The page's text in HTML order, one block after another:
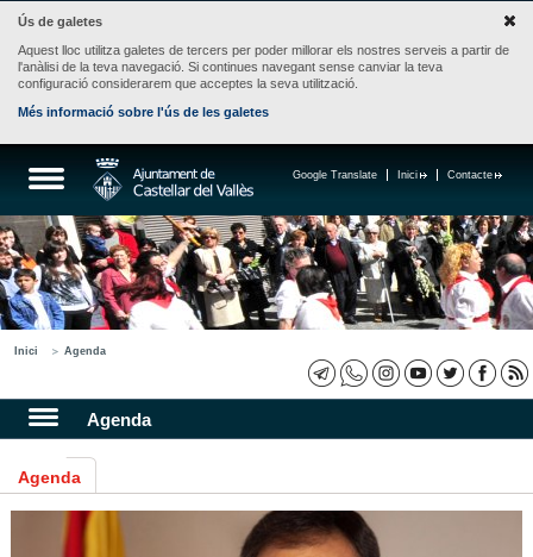
Ús de galetes
Aquest lloc utilitza galetes de tercers per poder millorar els nostres serveis a partir de
l'anàlisi de la teva navegació. Si continues navegant sense canviar la teva
configuració considerarem que acceptes la seva utilització.
Més informació sobre l'ús de les galetes
Contacte
Inici
Google Translate
Inici Agenda
Agenda
Agenda